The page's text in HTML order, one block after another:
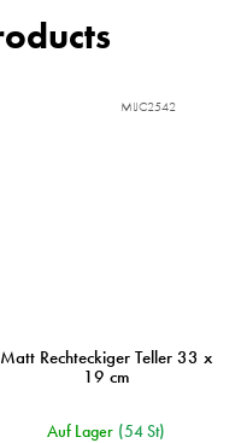
Matt Rechteckiger Teller 33 x
19 cm
Auf Lager (54 St)
MIJC2542